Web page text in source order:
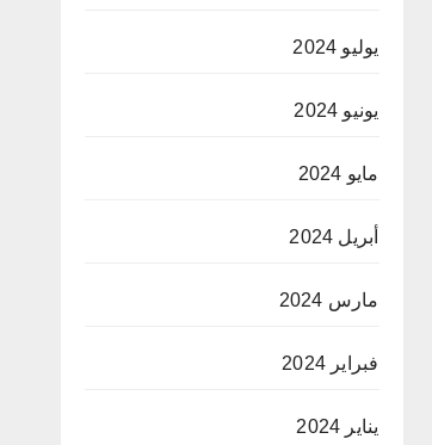
يوليو 2024
يونيو 2024
مايو 2024
أبريل 2024
مارس 2024
فبراير 2024
يناير 2024